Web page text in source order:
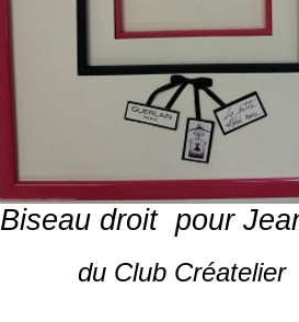
Biseau droit pour
du Club Créatelier